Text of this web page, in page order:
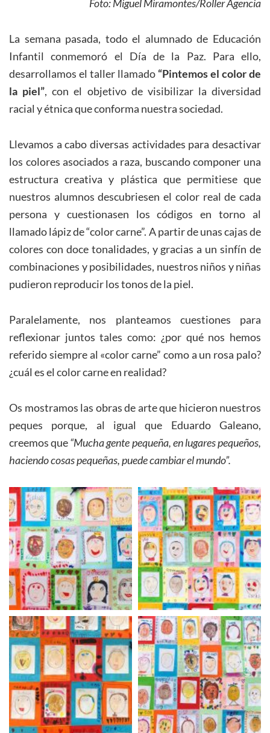
Foto: Miguel Miramontes/Roller Agencia
La semana pasada, todo el alumnado de Educación
Infantil conmemoró el Día de la Paz. Para ello,
desarrollamos el taller llamado “Pintemos el color de
la piel”, con el objetivo de visibilizar la diversidad
racial y étnica que conforma nuestra sociedad.
Llevamos a cabo diversas actividades para desactivar
los colores asociados a raza, buscando componer una
estructura creativa y plástica que permitiese que
nuestros alumnos descubriesen el color real de cada
persona y cuestionasen los códigos en torno al
llamado lápiz de “color carne”. A partir de unas cajas de
colores con doce tonalidades, y gracias a un sinfín de
combinaciones y posibilidades, nuestros niños y niñas
pudieron reproducir los tonos de la piel.
Paralelamente, nos planteamos cuestiones para
reflexionar juntos tales como: ¿por qué nos hemos
referido siempre al «color carne” como a un rosa palo?
¿cuál es el color carne en realidad?
Os mostramos las obras de arte que hicieron nuestros
peques porque, al igual que Eduardo Galeano,
creemos que“Mucha gente pequeña, en lugares pequeños,
haciendo cosas pequeñas, puede cambiar el mundo”.